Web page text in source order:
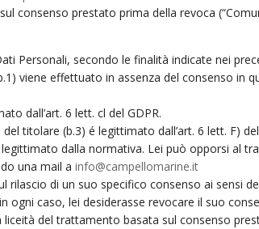
consenso prestato prima della revoca
Personali, secondo le finalità indicate nei
viene effettuato in assenza del consenso in
dall’art. 6 lett. cl del GDPR.
titolare (b.3) é legittimato dall’art. 6 lett. F) del
dalla normativa. Lei può opporsi al
una mail a info@campellomarine.it
di un suo specifico consenso ai sensi
caso, lei desiderasse revocare il suo
del trattamento basata sul consenso